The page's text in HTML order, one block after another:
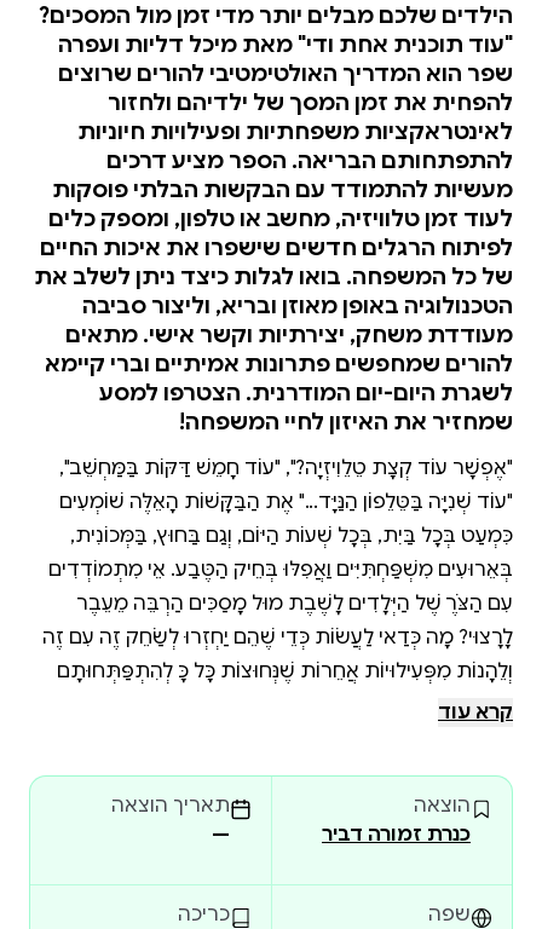
הילדים שלכם מבלים יותר מדי זמן מול המסכים?
"עוד תוכנית אחת ודי" מאת מיכל דליות ועפרה
שפר הוא המדריך האולטימטיבי להורים שרוצים
להפחית את זמן המסך של ילדיהם ולחזור
לאינטראקציות משפחתיות ופעילויות חיוניות
להתפתחותם הבריאה. הספר מציע דרכים
מעשיות להתמודד עם הבקשות הבלתי פוסקות
לעוד זמן טלוויזיה, מחשב או טלפון, ומספק כלים
לפיתוח הרגלים חדשים שישפרו את איכות החיים
של כל המשפחה. בואו לגלות כיצד ניתן לשלב את
הטכנולוגיה באופן מאוזן ובריא, וליצור סביבה
מעודדת משחק, יצירתיות וקשר אישי. מתאים
להורים שמחפשים פתרונות אמיתיים וברי קיימא
לשגרת היום-יום המודרנית. הצטרפו למסע
שמחזיר את האיזון לחיי המשפחה!
"אֶפְשָׁר עוֹד קְצָת טֵלֵוִיזְיָה?", "עוֹד חָמֵשׁ דַּקּוֹת בַּמַּחְשֵׁב",
"עוֹד שְׁנִיָּה בַּטֵּלֵפוֹן הַנַּיָּד..." אֶת הַבַּקָּשׁוֹת הָאֵלֶּה שׁוֹמְעִים
כִּמְעַט בְּכָל בַּיִת, בְּכָל שְׁעוֹת הַיּוֹם, וְגַם בַּחוּץ, בַּמְּכוֹנִית,
בְּאֵרוּעִים מִשְׁפַּחְתִּיִּים וַאֲפִלּוּ בְּחֵיק הַטֶּבַע. אֵיךְ מִתְמוֹדְדִים
עִם הַצֹּרֶךְ שֶׁל הַיְּלָדִים לָשֶׁבֶת מוּל מָסַכִּים הַרְבֵּה מֵעֵבֶר
לָרָצוּי? מָה כְּדַאי לַעֲשׂוֹת כְּדֵי שֶׁהֵם יַחְזְרוּ לְשַׂחֵק זֶה עִם זֶה
וְלֵהָנוֹת מִפְּעִילוּיוֹת אֲחֵרוֹת שֶׁנְּחוּצוֹת כָּל כָּךְ לְהִתְפַּתְּחוּתָם
הַבְּרִיאָה? לִקְרֹא יַחְדָּו אֶת הַסֵּפֶר הַזֶּה.
קרא עוד
הוצאה
כנרת זמורה דביר
תאריך הוצאה
—
שפה
כריכה